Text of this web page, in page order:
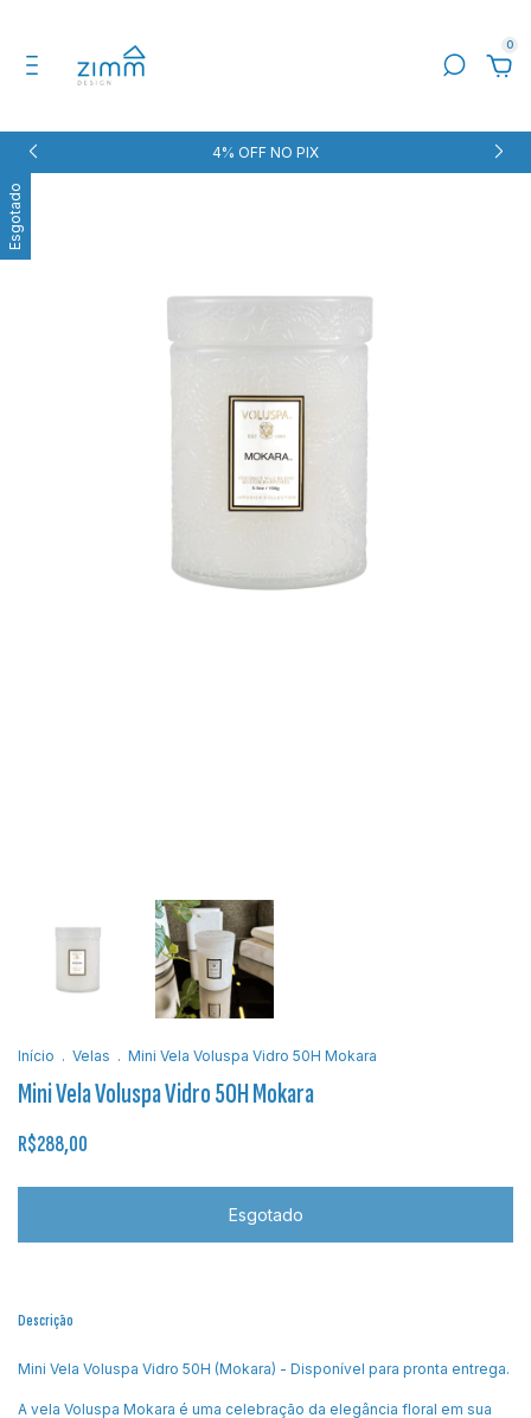
0
4% OFF NO PIX
Esgotado
Início . Velas . Mini Vela Voluspa Vidro 50H Mokara
Mini Vela Voluspa Vidro 50H Mokara
R$288,00
Descrição
Mini Vela Voluspa Vidro 50H (Mokara) - Disponível para pronta entrega.
A vela Voluspa Mokara é uma celebração da elegância floral em sua